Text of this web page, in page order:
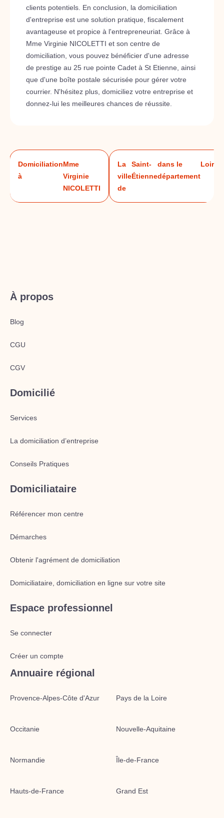
clients potentiels. En conclusion, la domiciliation
d'entreprise est une solution pratique, fiscalement
avantageuse et propice à l'entrepreneuriat. Grâce à
Mme Virginie NICOLETTI et son centre de
domiciliation, vous pouvez bénéficier d'une adresse
de prestige au 25 rue pointe Cadet à St Etienne, ainsi
que d'une boîte postale sécurisée pour gérer votre
courrier. N'hésitez plus, domiciliez votre entreprise et
donnez-lui les meilleures chances de réussite.
Domiciliation
à
Mme
Virginie
NICOLETTI
La
ville
de
Saint-
Étienne
dans le
département
Loire
À propos
Blog
CGU
CGV
Domicilié
Services
La domiciliation d’entreprise
Conseils Pratiques
Domiciliataire
Référencer mon centre
Démarches
Obtenir l'agrément de domiciliation
Domiciliataire, domiciliation en ligne sur votre site
Espace professionnel
Se connecter
Créer un compte
Annuaire régional
Provence-Alpes-Côte d'Azur Pays de la Loire
Occitanie Nouvelle-Aquitaine
Normandie Île-de-France
Hauts-de-France Grand Est